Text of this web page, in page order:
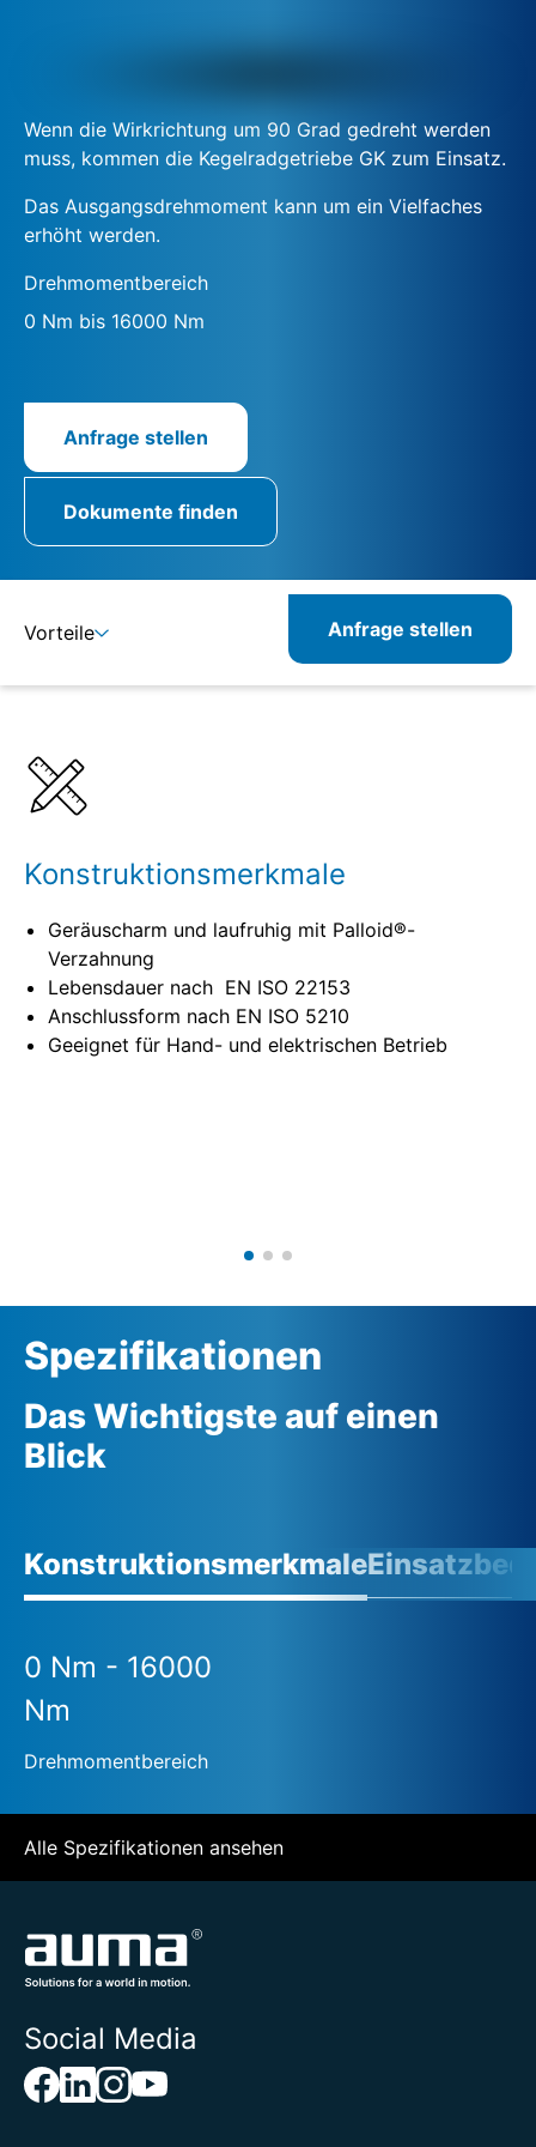
Wenn die Wirkrichtung um 90 Grad gedreht werden
muss, kommen die Kegelradgetriebe GK zum Einsatz.
Das Ausgangsdrehmoment kann um ein Vielfaches
erhöht werden.
Drehmomentbereich
0 Nm bis 16000 Nm
Anfrage stellen
Dokumente finden
Vorteile Anfrage stellen
Konstruktionsmerkmale
Geräuscharm und laufruhig mit Palloid®-
Verzahnung
Lebensdauer nach EN ISO 22153
Anschlussform nach EN ISO 5210
Geeignet für Hand- und elektrischen Betrieb
Spezifikationen
Das Wichtigste auf einen
Blick
Konstruktionsmerkmale
0 Nm - 16000
Nm
Drehmomentbereich
Alle Spezifikationen ansehen
Social Media